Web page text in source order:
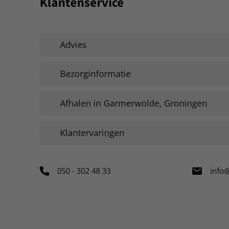
Advies
Bezorginformatie
Afhalen in Garmerwolde, Groningen
Klantervaringen
050 - 302 48 33